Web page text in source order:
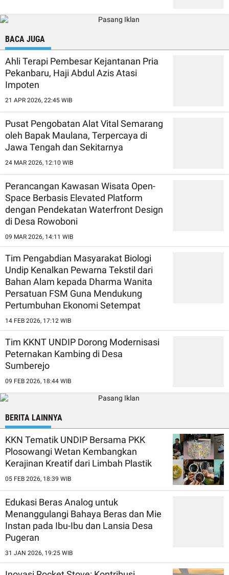
BACA JUGA
Ahli Terapi Pembesar Kejantanan Pria
Pekanbaru, Haji Abdul Azis Atasi
Impoten
21 APR 2026, 22:45 WIB
Pusat Pengobatan Alat Vital Semarang
oleh Bapak Maulana, Terpercaya di
Jawa Tengah dan Sekitarnya
24 MAR 2026, 12:10 WIB
Perancangan Kawasan Wisata Open-
Space Berbasis Elevated Platform
dengan Pendekatan Waterfront Design
di Desa Rowoboni
09 MAR 2026, 14:11 WIB
Tim Pengabdian Masyarakat Biologi
Undip Kenalkan Pewarna Tekstil dari
Bahan Alam kepada Dharma Wanita
Persatuan FSM Guna Mendukung
Pertumbuhan Ekonomi Setempat
14 FEB 2026, 17:12 WIB
Tim KKNT UNDIP Dorong Modernisasi
Peternakan Kambing di Desa
Sumberejo
09 FEB 2026, 18:44 WIB
BERITA LAINNYA
KKN Tematik UNDIP Bersama PKK
Plosowangi Wetan Kembangkan
Kerajinan Kreatif dari Limbah Plastik
05 FEB 2026, 18:39 WIB
Edukasi Beras Analog untuk
Menanggulangi Bahaya Beras dan Mie
Instan pada Ibu-Ibu dan Lansia Desa
Pugeran
31 JAN 2026, 19:25 WIB